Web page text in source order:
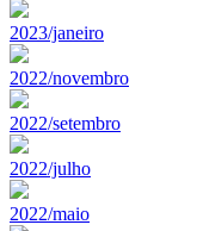
2023/janeiro
2022/novembro
2022/setembro
2022/julho
2022/maio